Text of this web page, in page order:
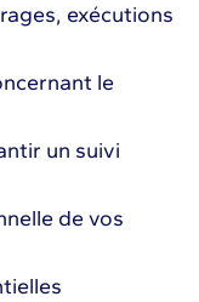
exécutions
le
un suivi
de vos